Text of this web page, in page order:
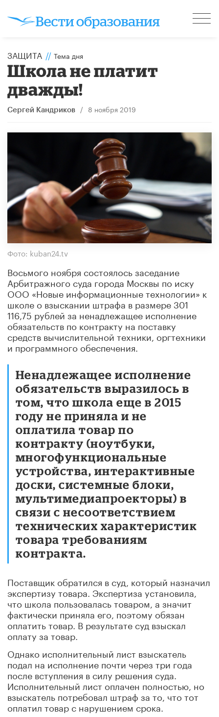
ЗАЩИТА // Тема дня
Школа не платит
дважды!
Сергей Кандриков / 8 ноября 2019
Фото: kuban24.tv
Восьмого ноября состоялось заседание
Арбитражного суда города Москвы по иску
ООО «Новые информационные технологии» к
школе о взыскании штрафа в размере 301
116,75 рублей за ненадлежащее исполнение
обязательств по контракту на поставку
средств вычислительной техники, оргтехники
и программного обеспечения.
Ненадлежащее исполнение
обязательств выразилось в
том, что школа еще в 2015
году не приняла и не
оплатила товар по
контракту (ноутбуки,
многофункциональные
устройства, интерактивные
доски, системные блоки,
мультимедиапроекторы) в
связи с несоответствием
технических характеристик
товара требованиям
контракта.
Поставщик обратился в суд, который назначил
экспертизу товара. Экспертиза установила,
что школа пользовалась товаром, а значит
фактически приняла его, поэтому обязан
оплатить товар. В результате суд взыскал
оплату за товар.
Однако исполнительный лист взыскатель
подал на исполнение почти через три года
после вступления в силу решения суда.
Исполнительный лист оплачен полностью, но
взыскатель потребовал штраф за то, что тот
оплатил товар с нарушением срока.